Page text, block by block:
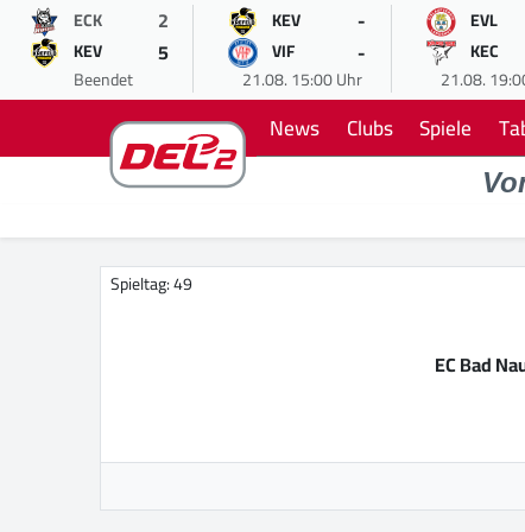
ECK 2
KEV 5
Beendet
KEV -
VIF -
21.08. 15:00 Uhr
EVL
KEC
21.08.
News Clubs Spiele
Spieltag: 49
EC Bad